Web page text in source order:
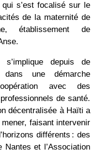
qui s’est focalisé sur le
de la maternité de
établissement de
depuis de
dans une démarche
avec des
de santé.
décentralisée à Haïti a
faisant intervenir
différents : des
et l’Association